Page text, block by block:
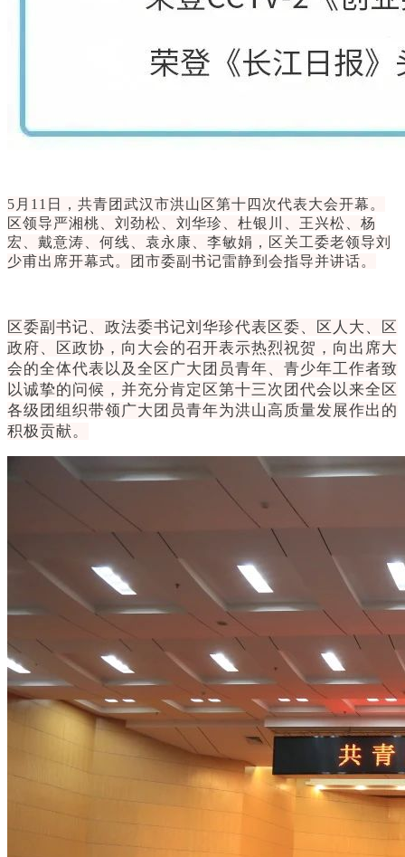
5月11日，共青团武汉市洪山区第十四次代表大会开幕 。
区领导严湘桃、刘劲松、刘华珍、杜银川、王兴松、杨
宏、戴意涛、何线、袁永康、李敏娟，区关工委老领导刘
少甫出席开幕式。
团市委副书记雷静到会指导并讲话。
区委副书记、政法委书记刘华珍代表区委、区人大、区
政府、区政协，向大会的召开表示热烈祝贺，向出席大
会的全体代表以及全区广大团员青年、青少年工作者致
以诚挚的问候，并充分肯定区第十三次团代会以来全区
各级团组织带领广大团员青年为洪山高质量发展作出的
积极贡献。